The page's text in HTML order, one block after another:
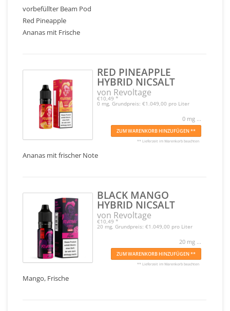
vorbefüllter Beam Pod
Red Pineapple
Ananas mit Frische
RED PINEAPPLE
HYBRID NICSALT
von Revoltage
€10,49 *
0 mg, Grundpreis: €1.049,00 pro Liter
0 mg ...
ZUM WARENKORB HINZUFÜGEN **
** Lieferzeit im Warenkorb beachten
Ananas mit frischer Note
BLACK MANGO
HYBRID NICSALT
von Revoltage
€10,49 *
20 mg, Grundpreis: €1.049,00 pro Liter
20 mg ...
ZUM WARENKORB HINZUFÜGEN **
** Lieferzeit im Warenkorb beachten
Mango, Frische